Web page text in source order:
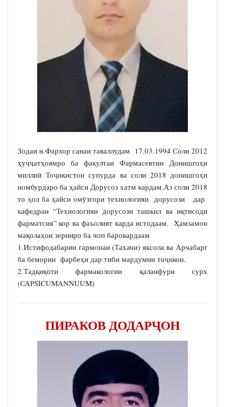
Зодаи н.Фархор санаи таваллудам 17.03.1994 Соли 2012
ҳуҷҷатҳоямро ба факултаи Фармасевтии Донишгоҳи
миллиӣ Тоҷикистон супурда ва соли 2018 донишгоҳи
номбурдаро ба ҳайси Дорусоз хатм кардам.Аз соли 2018
то ҳол ба ҳайси омӯзгори технологияи дорусози дар
кафедраи “Технологияи дорусози ташкил ва иқтисоди
фарматсия” кор ва фаъолият карда истодаам. Ҳамзамон
мақолаҳои зеринро ба чоп баровардаам
1.Истифодабарии гармонаи (Тахачи) яксола ва Арчабарг
ба бемории фарбеҳи дар тиби мардумии тоҷикон.
2.Тадқиқоти фармакологии қаланфури сурх
(САРSICUMANNUUM)
ПИРАКОВ ДОДАРҶОН